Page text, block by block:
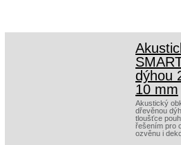
dýhou
10 mm
Akustický
dřevěnou
tloušťce
řešením pro
ozvěnu i